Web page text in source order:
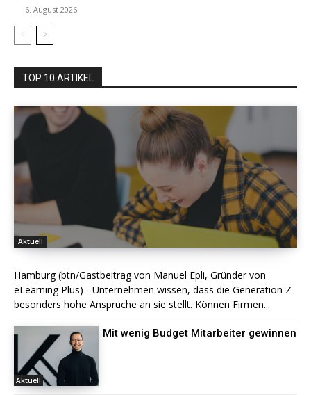
6. August 2026
TOP 10 ARTIKEL
Aktuell
Hamburg (btn/Gastbeitrag von Manuel Epli, Gründer von
eLearning Plus) - Unternehmen wissen, dass die Generation Z
besonders hohe Ansprüche an sie stellt. Können Firmen...
Aktuell
Mit wenig Budget Mitarbeiter gewinnen